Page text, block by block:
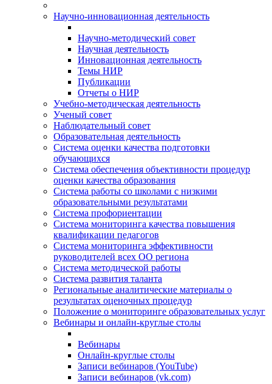
Научно-инновационная деятельность
Научно-методический совет
Научная деятельность
Инновационная деятельность
Темы НИР
Публикации
Отчеты о НИР
Учебно-методическая деятельность
Ученый совет
Наблюдательный совет
Образовательная деятельность
Система оценки качества подготовки
обучающихся
Система обеспечения объективности процедур
оценки качества образования
Система работы со школами с низкими
образовательными результатами
Система профориентации
Система мониторинга качества повышения
квалификации педагогов
Система мониторинга эффективности
руководителей всех ОО региона
Система методической работы
Система развития таланта
Региональные аналитические материалы о
результатах оценочных процедур
Положение о мониторинге образовательных услуг
Вебинары и онлайн-круглые столы
Вебинары
Онлайн-круглые столы
Записи вебинаров (YouTube)
Записи вебинаров (vk.com)